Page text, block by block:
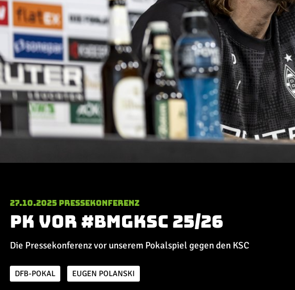
27.10.2025 Pressekonferenz
PK vor #BMGKSC 25/26
Die Pressekonferenz vor unserem Pokalspiel gegen den KSC
DFB-POKAL EUGEN POLANSKI